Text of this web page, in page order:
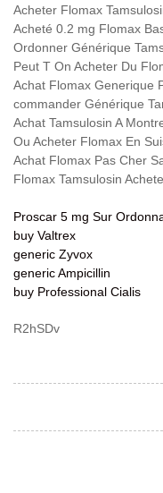
Acheter Flomax
Acheté 0.2 mg Flomax
Ordonner Générique
Peut T On Acheter Du
Achat Flomax Generique
commander Générique
Achat Tamsulosin A
Ou Acheter Flomax En
Achat Flomax Pas Cher
Flomax Tamsulosin
Proscar 5 mg Sur
buy Valtrex
generic Zyvox
generic Ampicillin
buy Professional Cialis
R2hSDv